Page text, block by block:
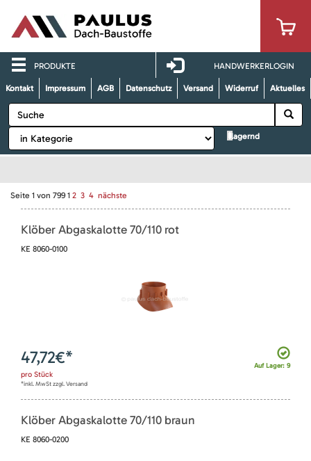
PRODUKTE HANDWERKERLOGIN
Kontakt Impressum AGB Datenschutz Versand Widerruf Aktuelles
lagernd
Seite 1 von 799 1 2 3 4 nächste
Klöber Abgaskalotte 70/110 rot
KE 8060-0100
Auf Lager: 9
47,72€*
pro Stück
*inkl. MwSt zzgl. Versand
Klöber Abgaskalotte 70/110 braun
KE 8060-0200